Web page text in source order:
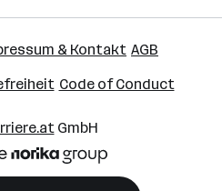
& Kontakt AGB
Code of Conduct
GmbH